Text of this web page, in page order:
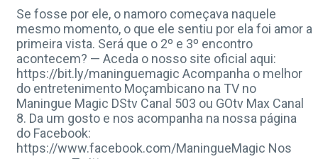
Se fosse por ele, o namoro começava naquele
mesmo momento, o que ele sentiu por ela foi amor a
primeira vista. Será que o 2º e 3º encontro
acontecem? — Aceda o nosso site oficial aqui:
https://bit.ly/maninguemagic Acompanha o melhor
do entretenimento Moçambicano na TV no
Maningue Magic DStv Canal 503 ou GOtv Max Canal
8. Da um gosto e nos acompanha na nossa página
do Facebook:
https://www.facebook.com/ManingueMagic Nos